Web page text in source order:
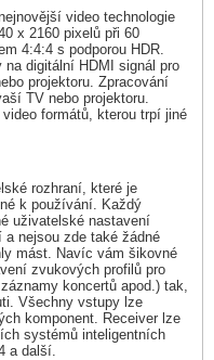
video technologie
x 2160 pixelů při 60
4:4:4 s podporou HDR.
digitální HDMI signál pro
projektoru. Zpracování
TV nebo projektoru.
formátů, kterou trpí jiné
rozhraní, které je
k používání. Každý
uživatelské nastavení
nejsou zde také žádné
mást. Navíc vám šikovné
zvukových profilů pro
koncertů apod.) tak,
Všechny vstupy lze
komponent. Receiver lze
systémů inteligentních
a další.